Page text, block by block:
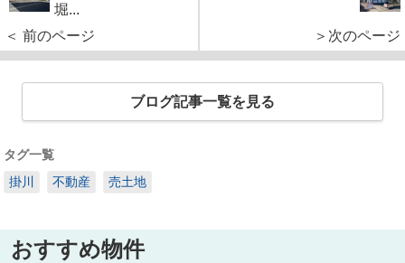
堀...
＜ 前のページ
＞次のページ
ブログ記事一覧を見る
タグ一覧
掛川
不動産 売土地
おすすめ物件